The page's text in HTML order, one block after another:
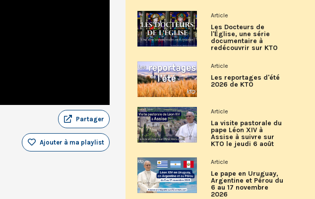
Partager
Ajouter à ma playlist
Article
Les Docteurs de
l'Église, une série
documentaire à
redécouvrir sur KTO
Article
Les reportages d'été
2026 de KTO
Article
La visite pastorale du
pape Léon XIV à
Assise à suivre sur
KTO le jeudi 6 août
Article
Le pape en Uruguay,
Argentine et Pérou du
6 au 17 novembre
2026